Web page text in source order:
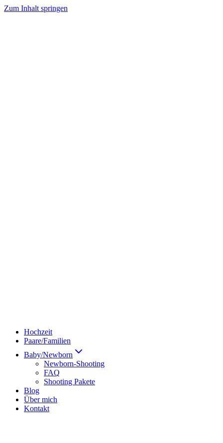
Zum Inhalt springen
Hochzeit
Paare/Familien
Baby/Newborn
Newborn-Shooting
FAQ
Shooting Pakete
Blog
Über mich
Kontakt